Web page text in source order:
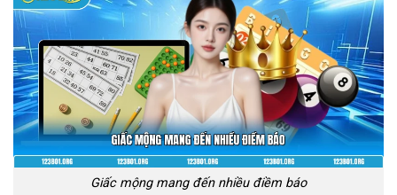
Giấc mộng mang đến nhiều điềm báo